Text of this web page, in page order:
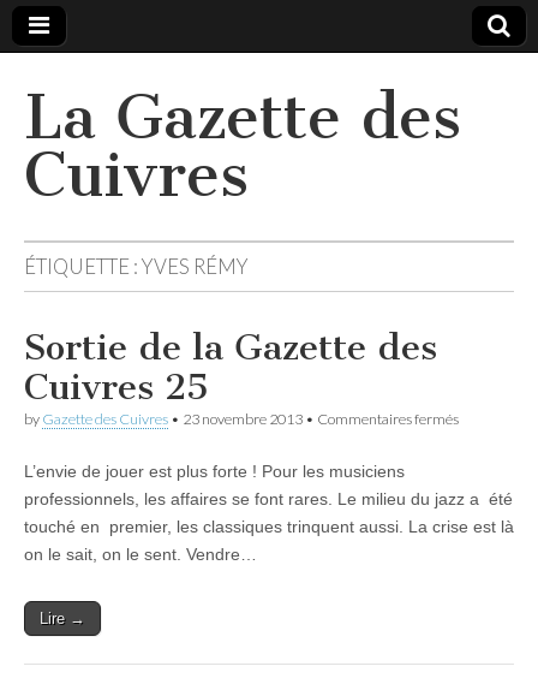
La Gazette des
Cuivres
ÉTIQUETTE :YVES RÉMY
Sortie de la Gazette des
Cuivres 25
by Gazette des Cuivres • 23 novembre 2013 • Commentaires ferméssur
Gazette
Cuivres
L’envie de jouer est plus forte ! Pour les musiciens
professionnels, les affaires se font rares. Le milieu du jazz a été
touché en premier, les classiques trinquent aussi. La crise est là
on le sait, on le sent. Vendre…
Lire →